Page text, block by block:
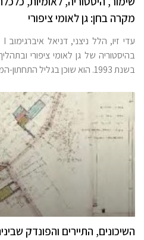
מקרה בחן: גן לאומי ציפורי
בהיסטוריה של גן לאומי ציפורי
בשנת 1993. הוא שוכן בגליל התחתון-המערבי, באזור גבעות הגיר
השיכונים, התיירים והפונדק